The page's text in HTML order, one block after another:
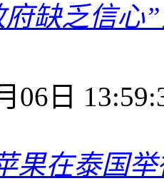
缺乏信心
06日
果在泰国